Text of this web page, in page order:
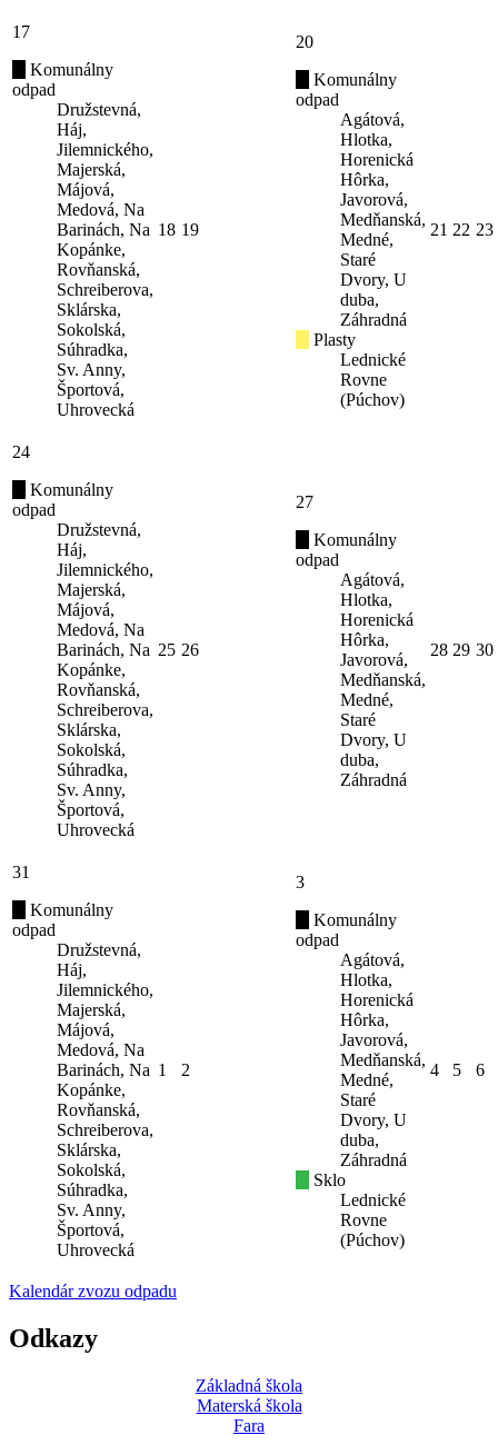
17
Komunálny
odpad
Družstevná,
Háj,
Jilemnického,
Majerská,
Májová,
Medová, Na
Barinách, Na
Kopánke,
Rovňanská,
Schreiberova,
Sklárska,
Sokolská,
Súhradka,
Sv. Anny,
Športová,
Uhrovecká
18 19
20
Komunálny
odpad
Agátová,
Hlotka,
Horenická
Hôrka,
Javorová,
Medňanská,
Medné,
Staré
Dvory, U
duba,
Záhradná
Plasty
Lednické
Rovne
(Púchov)
21 22 23
24
Komunálny
odpad
Družstevná,
Háj,
Jilemnického,
Majerská,
Májová,
Medová, Na
Barinách, Na
Kopánke,
Rovňanská,
Schreiberova,
Sklárska,
Sokolská,
Súhradka,
Sv. Anny,
Športová,
Uhrovecká
25 26
27
Komunálny
odpad
Agátová,
Hlotka,
Horenická
Hôrka,
Javorová,
Medňanská,
Medné,
Staré
Dvory, U
duba,
Záhradná
28 29 30
31
Komunálny
odpad
Družstevná,
Háj,
Jilemnického,
Majerská,
Májová,
Medová, Na
Barinách, Na
Kopánke,
Rovňanská,
Schreiberova,
Sklárska,
Sokolská,
Súhradka,
Sv. Anny,
Športová,
Uhrovecká
1 2
3
Komunálny
odpad
Agátová,
Hlotka,
Horenická
Hôrka,
Javorová,
Medňanská,
Medné,
Staré
Dvory, U
duba,
Záhradná
Sklo
Lednické
Rovne
(Púchov)
4 5 6
Kalendár zvozu odpadu
Odkazy
Základná škola
Materská škola
Fara